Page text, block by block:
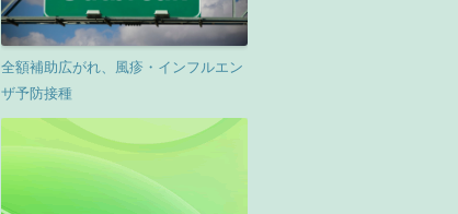
全額補助広がれ、風疹・インフルエン
ザ予防接種